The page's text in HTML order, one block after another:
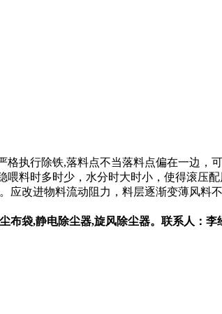
格执行除铁,落料点不当落料点偏在一边
料时多时少，水分时大时小，使得滚压
改进物料流动阻力，料层逐渐变薄风料
会造成料层慢慢
袋,静电除尘器,旋风除尘器。联系人：李